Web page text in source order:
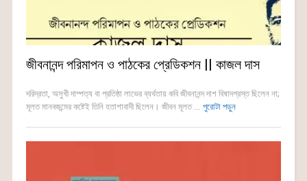
জীবনানন্দ পরিমাপন ও পাঠকের প্রেডিকশন || কাজল দাস
দরিদ্রতা, অসুখী দাম্পত্য বা প্রতিষ্ঠা লাভের ব্যর্থতায় কবি জীবনানন্দ দাশ বিষাদগ্রস্ত ছিলেন না;
মূলত মানবজন্মের কষ্টেই তিনি হতাশাবাদী ছিলেন। জীবন মূলত ... পুরোটা পড়ুন